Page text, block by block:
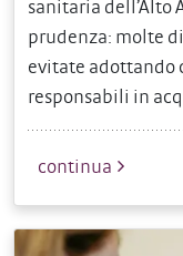
sanitaria dell’Alto
prudenza: molte
evitate adottando
responsabili in
continua